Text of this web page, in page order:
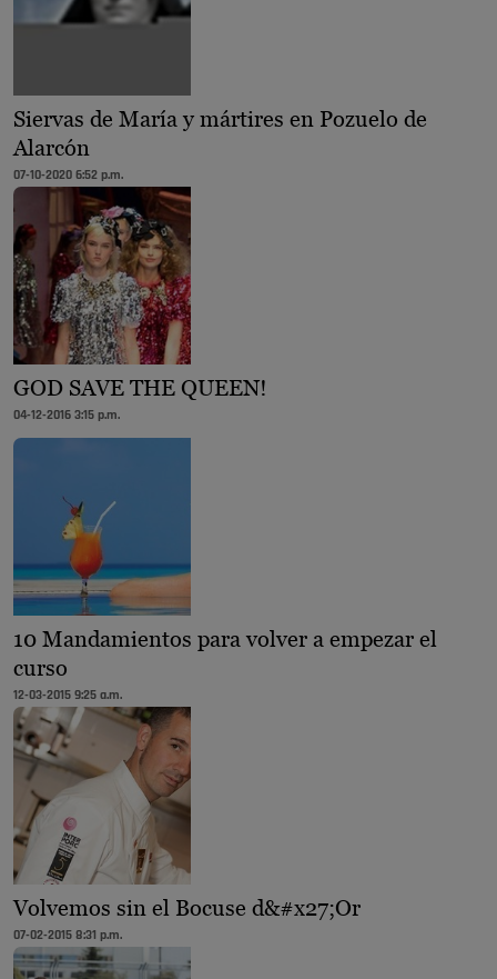
Siervas de María y mártires en Pozuelo de
Alarcón
07-10-2020 6:52 p.m.
GOD SAVE THE QUEEN!
04-12-2016 3:15 p.m.
10 Mandamientos para volver a empezar el
curso
12-03-2015 9:25 a.m.
Volvemos sin el Bocuse d&#x27;Or
07-02-2015 8:31 p.m.